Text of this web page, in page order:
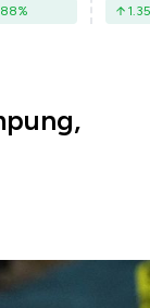
% 1.35